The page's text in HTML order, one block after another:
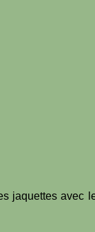
jaquettes avec